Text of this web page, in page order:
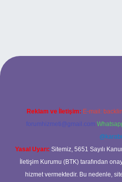
Reklam ve İletişim: E-mail:
forumhizmeti@gmail.com
Yasal Uyarı: Sitemiz, 5651 Sayılı
İletişim Kurumu (BTK) tarafından
hizmet vermektedir. Bu nedenle,